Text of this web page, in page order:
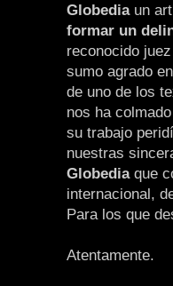
Globediaun
formar un
reconocido
sumo agrado
de uno de los
nos ha
su trabajo
nuestras
Globediaque
internacional,
Para los que
Atentamente.